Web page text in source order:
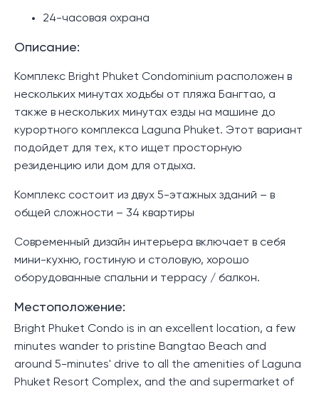
24-часовая охрана
Описание:
Комплекс Bright Phuket Condominium расположен в
нескольких минутах ходьбы от пляжа Бангтао, а
также в нескольких минутах езды на машине до
курортного комплекса Laguna Phuket. Этот вариант
подойдет для тех, кто ищет просторную
резиденцию или дом для отдыха.
Комплекс состоит из двух 5-этажных зданий – в
общей сложности – 34 квартиры
Современный дизайн интерьера включает в себя
мини-кухню, гостиную и столовую, хорошо
оборудованные спальни и террасу / балкон.
Местоположение:
Bright Phuket Condo is in an excellent location, a few
minutes wander to pristine Bangtao Beach and
around 5-minutes' drive to all the amenities of Laguna
Phuket Resort Complex, and the and supermarket of